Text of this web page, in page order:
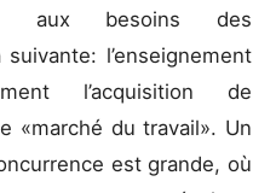
aux besoins des
l’enseignement
l’acquisition de
«marché du travail». Un
est grande, où